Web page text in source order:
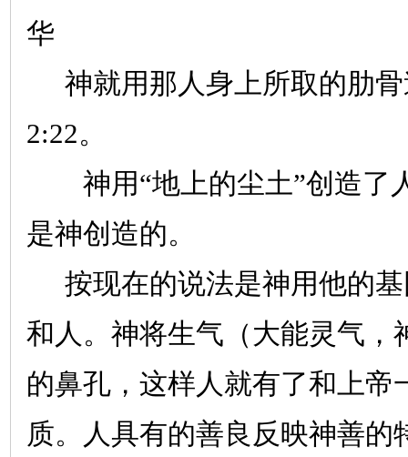
华
神就用那人身上所取的肋
2:22。
神用“地上的尘土”创造了
是神创造的。
按现在的说法是神用他的
和人。神将生气（大能灵气，
的鼻孔，这样人就有了和上帝
质。人具有的善良反映神善的